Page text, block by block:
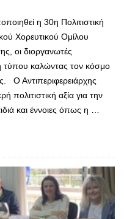
η 30η Πολιτιστική
Χορευτικού Ομίλου
οι διοργανωτές
τύπου καλώντας τον κόσμο
Ο Αντιπεριφερειάρχης
πολιτιστική αξία για την
και έννοιες όπως η …